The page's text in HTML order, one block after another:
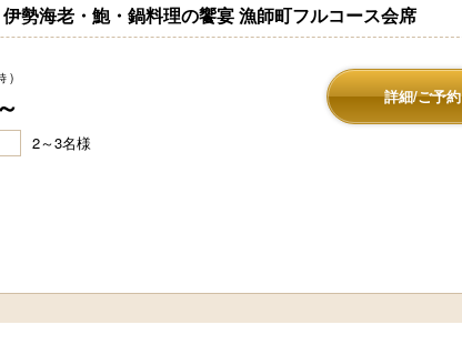
勢海老・鮑・鍋料理の饗宴 漁師町フルコース会席
)
～ 詳細/ご予約
2～3名様